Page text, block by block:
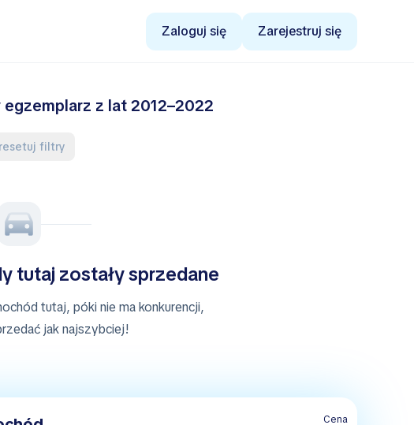
Zaloguj się Zarejestruj się
z lat 2012–2022
Zresetuj filtry
tutaj zostały sprzedane
tutaj, póki nie ma konkurencji,
jak najszybciej!
Cena